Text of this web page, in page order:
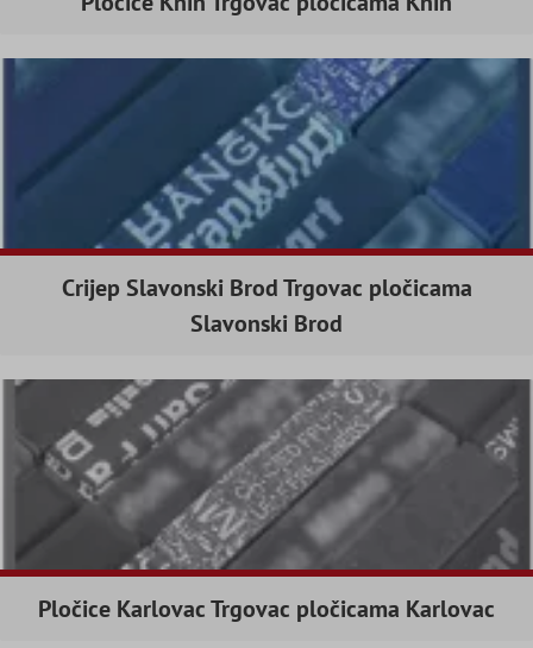
Crijep Slavonski Brod Trgovac pločicama
Slavonski Brod
Pločice Karlovac Trgovac pločicama Karlovac